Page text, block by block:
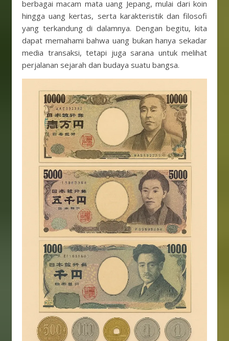
berbagai macam mata uang Jepang, mulai dari koin
hingga uang kertas, serta karakteristik dan filosofi
yang terkandung di dalamnya. Dengan begitu, kita
dapat memahami bahwa uang bukan hanya sekadar
media transaksi, tetapi juga sarana untuk melihat
perjalanan sejarah dan budaya suatu bangsa.